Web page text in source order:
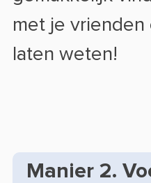
met je vrienden
laten weten!
Manier 2.